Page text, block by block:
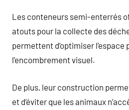
Les conteneurs semi-enterrés
atouts pour la collecte des
permettent d’optimiser
l’encombrement visuel.
De plus, leur construction
et d’éviter que les animaux